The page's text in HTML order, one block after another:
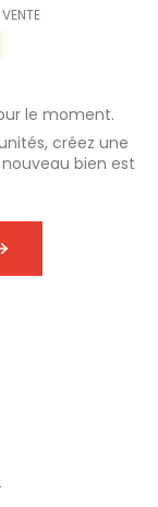
VENTE
le moment.
créez une
bien est